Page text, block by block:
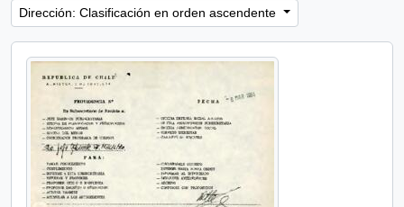
Dirección: Clasificación en orden ascendente